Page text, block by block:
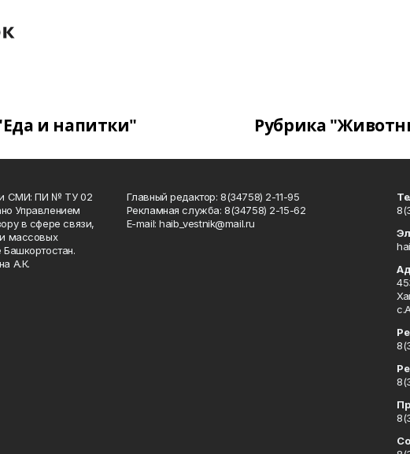
и напитки" Рубрика
СМИ: ПИ № ТУ 02
Управлением
в сфере связи,
массовых
А.К.
Главный редактор: 8(34758) 2-11-95
Рекламная служба: 8(34758) 2-15-62
Е-mаil: haib_vestnik@mail.ru